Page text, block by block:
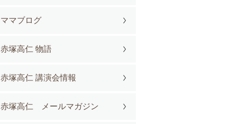
ママブログ
赤塚高仁 物語
赤塚高仁 講演会情報
赤塚高仁 メールマガジン